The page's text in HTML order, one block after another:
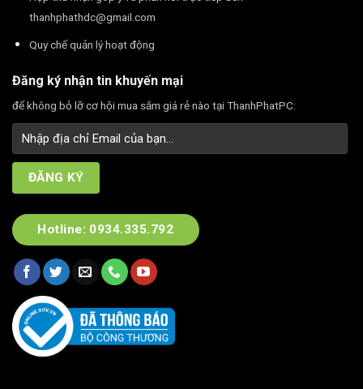
thanhphathdc@gmail.com
Quy chế quản lý hoạt động
Đăng ký nhận tin khuyến mại
để không bỏ lỡ cơ hội mua sắm giá rẻ nào tại ThanhPhatPC:
Hotline: 0934.335.792